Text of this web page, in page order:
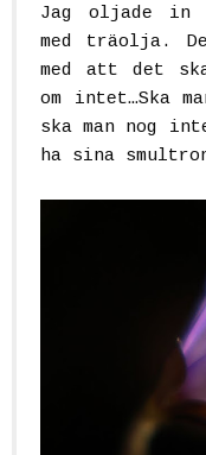
Jag oljade in
med träolja.
med att det
om intet…Ska
ska man nog
ha sina